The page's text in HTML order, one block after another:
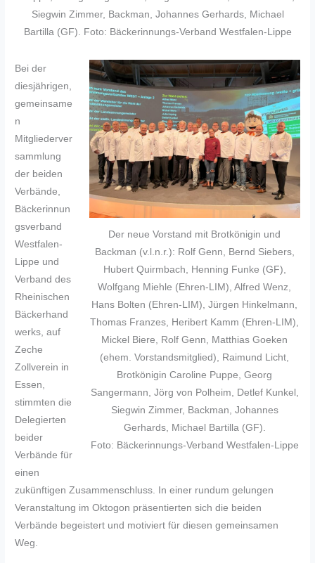
Siegwin Zimmer, Backman, Johannes Gerhards, Michael
Bartilla (GF). Foto: Bäckerinnungs-Verband Westfalen-Lippe
Der neue Vorstand mit Brotkönigin und
Backman (v.l.n.r.): Rolf Genn, Bernd Siebers,
Hubert Quirmbach, Henning Funke (GF),
Wolfgang Miehle (Ehren-LIM), Alfred Wenz,
Hans Bolten (Ehren-LIM), Jürgen Hinkelmann,
Thomas Franzes, Heribert Kamm (Ehren-LIM),
Mickel Biere, Rolf Genn, Matthias Goeken
(ehem. Vorstandsmitglied), Raimund Licht,
Brotkönigin Caroline Puppe, Georg
Sangermann, Jörg von Polheim, Detlef Kunkel,
Siegwin Zimmer, Backman, Johannes
Gerhards, Michael Bartilla (GF).
Foto: Bäckerinnungs-Verband Westfalen-Lippe
Bei der
diesjährigen,
gemeinsame
n
Mitgliederver
sammlung
der beiden
Verbände,
Bäckerinnun
gsverband
Westfalen-
Lippe und
Verband des
Rheinischen
Bäckerhand
werks, auf
Zeche
Zollverein in
Essen,
stimmten die
Delegierten
beider
Verbände für
einen
zukünftigen Zusammenschluss. In einer rundum gelungen
Veranstaltung im Oktogon präsentierten sich die beiden
Verbände begeistert und motiviert für diesen gemeinsamen
Weg.